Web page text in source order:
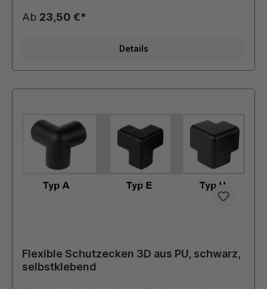
mit einem Cuttermesser oder Schere auf die richtige
Länge schneiden, Schutzfolie der Klebestreifen
temperaturbeständig von - 40 °C bis + 100 °C Innen-
4102 B2. Acrylatkleber ist licht- und alterungsbeständig.
Ab 23,50 €*
Details
Flexible Schutzecken 3D aus PU, schwarz,
selbstklebend